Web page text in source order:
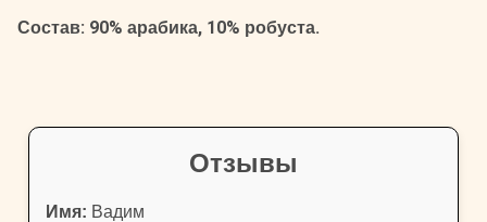
Состав: 90% арабика, 10% робуста.
Отзывы
Имя: Вадим